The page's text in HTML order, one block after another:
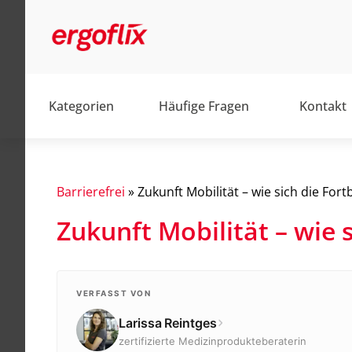
Kategorien Häufige Fragen Kontakt
Alltag
Elektromobile
Elektrorollstühle
Barrierefrei »Zukunft Mobilität – wie sich die
Zukunft Mobilität – wie
VERFASST VON
Larissa Reintges
zertifizierte Medizinprodukteberaterin